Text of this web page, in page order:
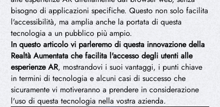
bisogno di applicazioni specifiche. Questo non solo facilita
l'accessibilità, ma amplia anche la portata di questa
tecnologia a un pubblico più ampio.
In questo articolo vi parleremo di questa innovazione della
Realtà Aumentata che facilita l'accesso degli utenti alle
esperienze AR, mostrandovi i suoi vantaggi, i punti chiave
in termini di tecnologia e alcuni casi di successo che
sicuramente vi motiveranno a prendere in considerazione
l'uso di questa tecnologia nella vostra azienda.